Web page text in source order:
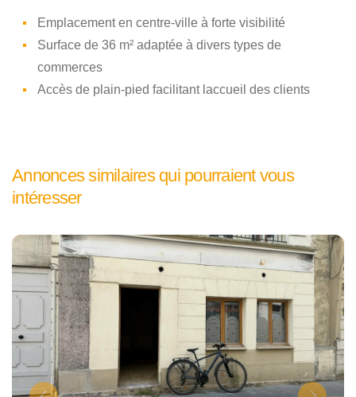
Emplacement en centre-ville à forte visibilité
Surface de 36 m² adaptée à divers types de
commerces
Accès de plain-pied facilitant laccueil des clients
Annonces similaires qui pourraient vous
intéresser